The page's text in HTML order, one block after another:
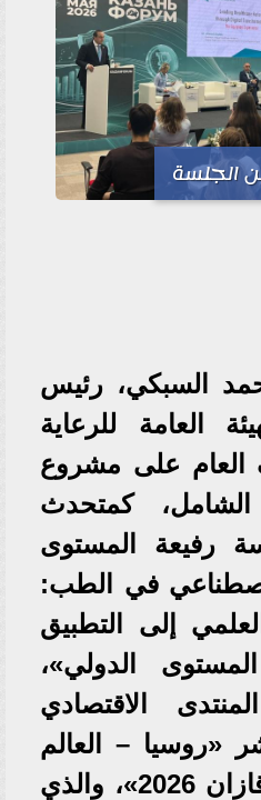
الجلسة
السبكي، رئيس
العامة للرعاية
العام على مشروع
الشامل، كمتحدث
رفيعة المستوى
في الطب:
إلى التطبيق
الدولي»،
الاقتصادي
«روسيا – العالم
الإسلامي: منتدى قازان 2026»، والذي